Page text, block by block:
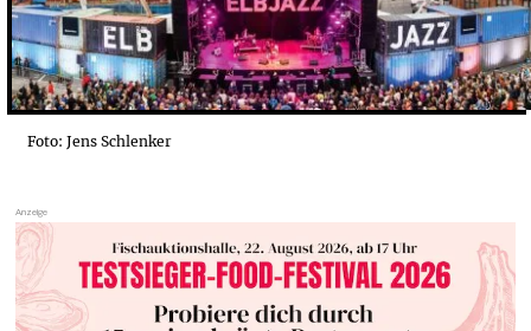
Foto: Jens Schlenker